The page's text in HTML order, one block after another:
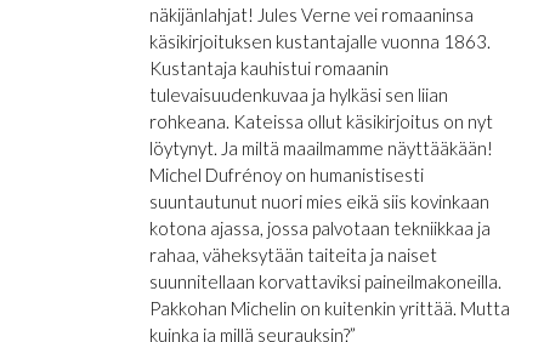
näkijänlahjat! Jules Verne vei romaaninsa
käsikirjoituksen kustantajalle vuonna 1863.
Kustantaja kauhistui romaanin
tulevaisuudenkuvaa ja hylkäsi sen liian
rohkeana. Kateissa ollut käsikirjoitus on nyt
löytynyt. Ja miltä maailmamme näyttääkään!
Michel Dufrénoy on humanistisesti
suuntautunut nuori mies eikä siis kovinkaan
kotona ajassa, jossa palvotaan tekniikkaa ja
rahaa, väheksytään taiteita ja naiset
suunnitellaan korvattaviksi paineilmakoneilla.
Pakkohan Michelin on kuitenkin yrittää. Mutta
kuinka ja millä seurauksin?”